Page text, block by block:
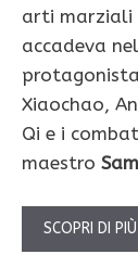
arti marziali
accadeva
Xiaochao,
Qi e i
maestro
SCOPRI DI PIÙ